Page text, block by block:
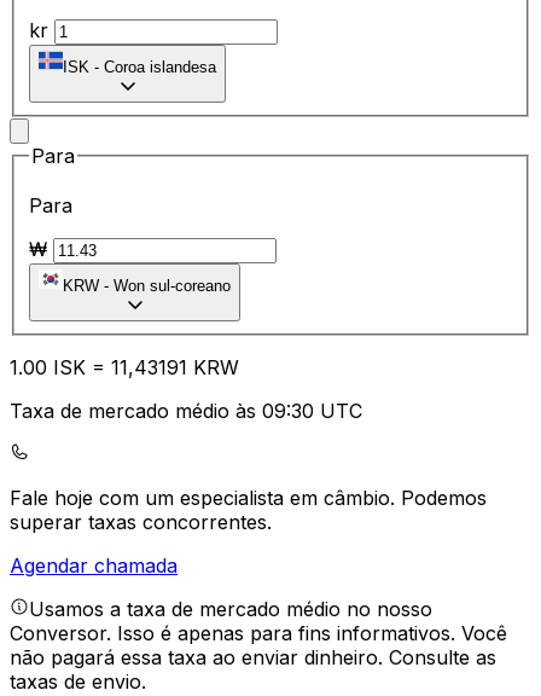
kr
ISK - Coroa islandesa
Para
Para
₩
KRW - Won sul-coreano
1.00 ISK = 11,43191 KRW
Taxa de mercado médio às 09:30 UTC
Fale hoje com um especialista em câmbio. Podemos
superar taxas concorrentes.
Agendar chamada
Usamos a taxa de mercado médio no nosso
Conversor. Isso é apenas para fins informativos. Você
não pagará essa taxa ao enviar dinheiro. Consulte as
taxas de envio.